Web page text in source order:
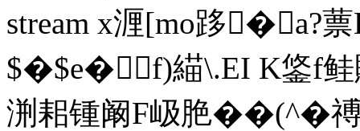
stream x湹[mo跢�a?
$�$e�f)緢\.EI K鋚f鲑
渆耜锺阚F岋脃��(^�禣